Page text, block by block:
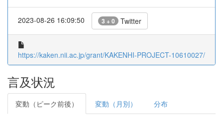
2023-08-26 16:09:50 3 + 0 Twitter
https://kaken.nii.ac.jp/grant/KAKENHI-PROJECT-10610027/
言及状況
変動（ピーク前後） 変動（月別） 分布